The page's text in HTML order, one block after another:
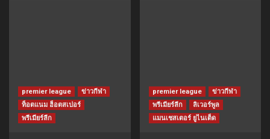
premier league
ข่าวกีฬา
ท็อตแนม ฮ็อตสเปอร์
พรีเมียร์ลีก
premier league
ข่าวกีฬา
พรีเมียร์ลีก
ลิเวอร์พูล
แมนเชสเตอร์ ยูไนเต็ด